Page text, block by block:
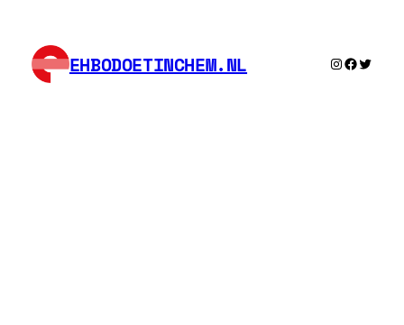
EHBODOETINCHEM.NL Instagram
Facebook
Twitter